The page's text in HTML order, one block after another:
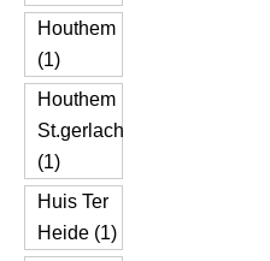
Houthem
(1)
Houthem
St.gerlach
(1)
Huis Ter
Heide (1)